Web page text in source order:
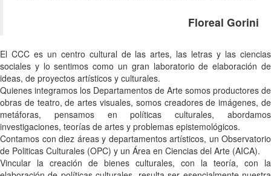
Floreal Gorini
El CCC es un centro cultural de las artes, las letras y las ciencias
sociales y lo sentimos como un gran laboratorio de elaboración de
ideas, de proyectos artísticos y culturales.
Quienes integramos los Departamentos de Arte somos productores de
obras de teatro, de artes visuales, somos creadores de imágenes, de
metáforas, pensamos en políticas culturales, abordamos
investigaciones, teorías de artes y problemas epistemológicos.
Contamos con diez áreas y departamentos artísticos, un Observatorio
de Politicas Culturales (OPC) y un Área en Ciencias del Arte (AICA).
Vincular la creación de bienes culturales, con la teoría, con la